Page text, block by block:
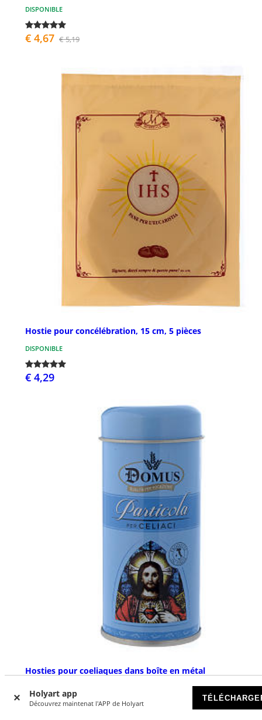
Holyart app
Découvrez maintenat l'APP de Holyart
DISPONIBLE
€ 4,67 € 5,19
Hostie pour concélébration, 15 cm, 5 pièces
DISPONIBLE
€ 4,29
Hosties pour coeliaques dans boîte en métal
DISPONIBLE